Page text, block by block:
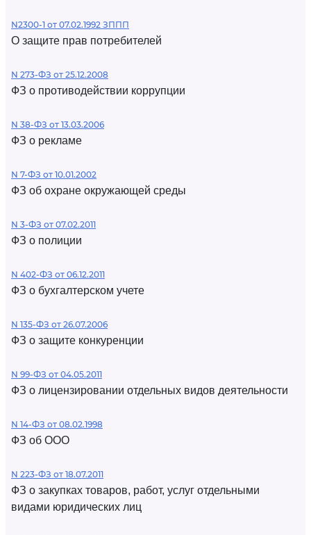
N2300-1 от 07.02.1992 ЗППП
О защите прав потребителей
N 273-ФЗ от 25.12.2008
ФЗ о противодействии коррупции
N 38-ФЗ от 13.03.2006
ФЗ о рекламе
N 7-ФЗ от 10.01.2002
ФЗ об охране окружающей среды
N 3-ФЗ от 07.02.2011
ФЗ о полиции
N 402-ФЗ от 06.12.2011
ФЗ о бухгалтерском учете
N 135-ФЗ от 26.07.2006
ФЗ о защите конкуренции
N 99-ФЗ от 04.05.2011
ФЗ о лицензировании отдельных видов деятельности
N 14-ФЗ от 08.02.1998
ФЗ об ООО
N 223-ФЗ от 18.07.2011
ФЗ о закупках товаров, работ, услуг отдельными
видами юридических лиц